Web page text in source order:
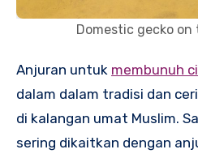
Domestic gecko on
Anjuran untuk membunuh
dalam dalam tradisi dan
di kalangan umat Muslim.
sering dikaitkan dengan